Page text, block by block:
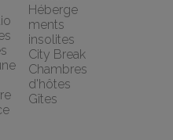
Héberge
ments
insolites
City Break
Chambres
d'hôtes
Gîtes